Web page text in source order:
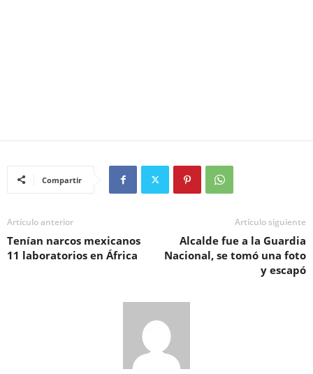
Compartir
Artículo anterior
Tenían narcos mexicanos
11 laboratorios en África
Artículo siguiente
Alcalde fue a la Guardia
Nacional, se tomó una foto
y escapó